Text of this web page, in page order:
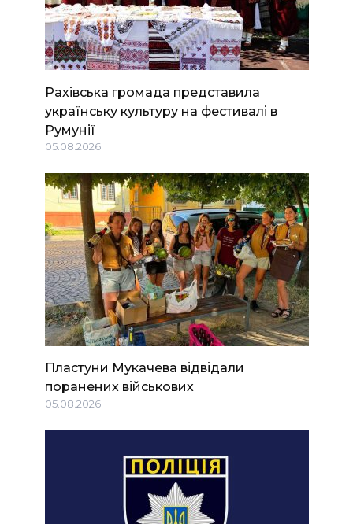
Рахівська громада представила
українську культуру на фестивалі в
Румунії
05.08.2026
Пластуни Мукачева відвідали
поранених військових
05.08.2026